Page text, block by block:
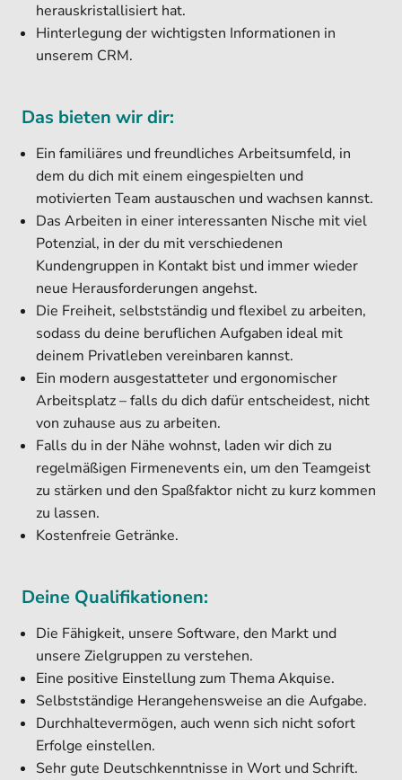
herauskristallisiert hat.
Hinterlegung der wichtigsten Informationen in
unserem CRM.
Das bieten wir dir:
Ein familiäres und freundliches Arbeitsumfeld, in
dem du dich mit einem eingespielten und
motivierten Team austauschen und wachsen kannst.
Das Arbeiten in einer interessanten Nische mit viel
Potenzial, in der du mit verschiedenen
Kundengruppen in Kontakt bist und immer wieder
neue Herausforderungen angehst.
Die Freiheit, selbstständig und flexibel zu arbeiten,
sodass du deine beruflichen Aufgaben ideal mit
deinem Privatleben vereinbaren kannst.
Ein modern ausgestatteter und ergonomischer
Arbeitsplatz – falls du dich dafür entscheidest, nicht
von zuhause aus zu arbeiten.
Falls du in der Nähe wohnst, laden wir dich zu
regelmäßigen Firmenevents ein, um den Teamgeist
zu stärken und den Spaßfaktor nicht zu kurz kommen
zu lassen.
Kostenfreie Getränke.
Deine Qualifikationen:
Die Fähigkeit, unsere Software, den Markt und
unsere Zielgruppen zu verstehen.
Eine positive Einstellung zum Thema Akquise.
Selbstständige Herangehensweise an die Aufgabe.
Durchhaltevermögen, auch wenn sich nicht sofort
Erfolge einstellen.
Sehr gute Deutschkenntnisse in Wort und Schrift.